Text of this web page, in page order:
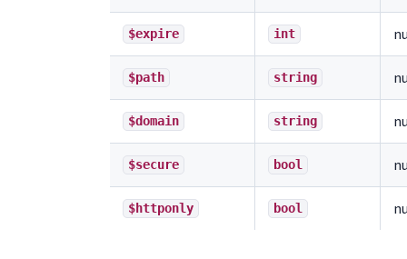
$expire int
$path string
$domain string
$secure bool
$httponly bool